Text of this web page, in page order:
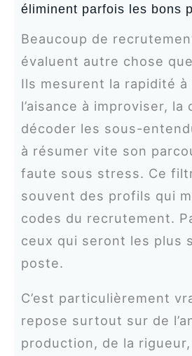
éliminent parfois les bons
Beaucoup de
évaluent autre chose
Ils mesurent la rapidité à
l’aisance à improviser, la
décoder les sous-
à résumer vite son
faute sous stress. Ce
souvent des profils qui
codes du recrutement.
ceux qui seront les plus
poste.
C’est particulièrement
repose surtout sur de
production, de la